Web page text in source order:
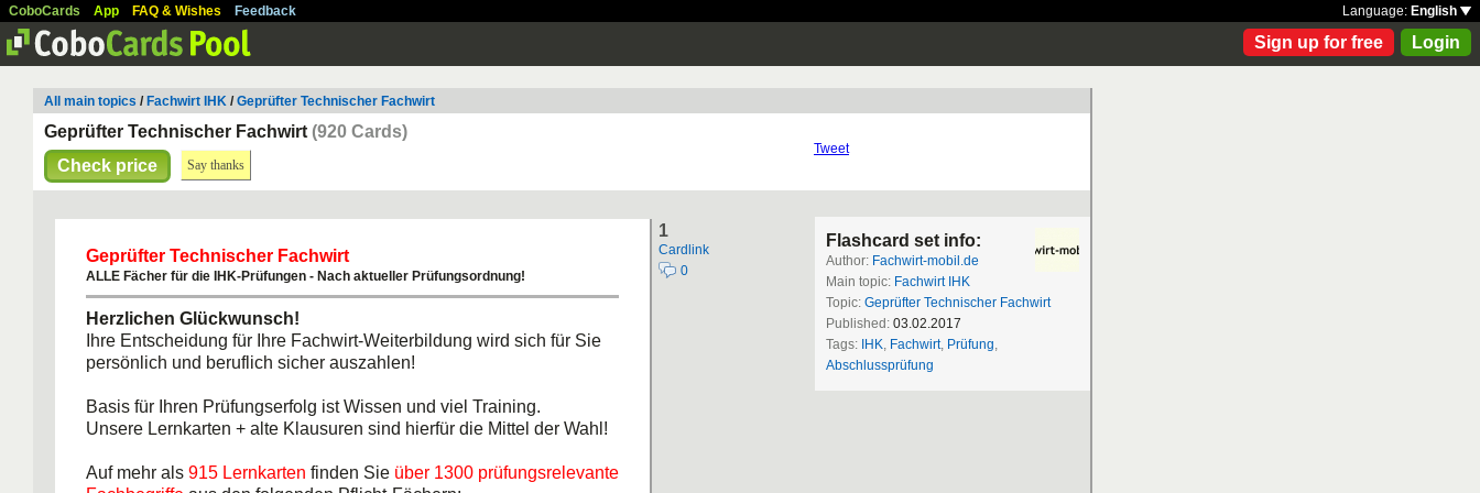
CoboCards App FAQ & Wishes Feedback Language: English
Sign up for free Login
All main topics / Fachwirt IHK /Geprüfter Technischer Fachwirt
Geprüfter Technischer Fachwirt (920 Cards)
Check price
Say thanks
Tweet
1
Cardlink
0
Geprüfter Technischer Fachwirt
ALLE Fächer für die IHK-Prüfungen - Nach aktueller Prüfungsordnung!
Herzlichen Glückwunsch!
Ihre Entscheidung für Ihre Fachwirt-Weiterbildung wird sich für Sie
persönlich und beruflich sicher auszahlen!
Basis für Ihren Prüfungserfolg ist Wissen und viel Training.
Unsere Lernkarten + alte Klausuren sind hierfür die Mittel der Wahl!
Auf mehr als 915 Lernkarten finden Sie über 1300 prüfungsrelevante
Flashcard set info:
Author: Fachwirt-mobil.de
Main topic: Fachwirt IHK
Topic: Geprüfter Technischer Fachwirt
Published: 03.02.2017
Tags: IHK, Fachwirt, Prüfung,
Abschlussprüfung